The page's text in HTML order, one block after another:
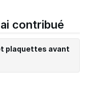
contribué
plaquettes avant